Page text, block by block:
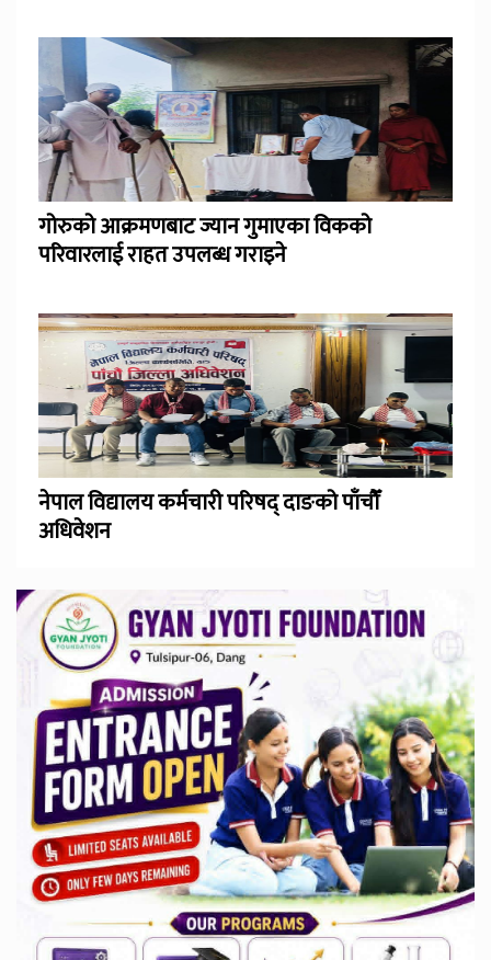
गोरुको आक्रमणबाट ज्यान गुमाएका विकको
परिवारलाई राहत उपलब्ध गराइने
नेपाल विद्यालय कर्मचारी परिषद् दाङको पाँचौँ
अधिवेशन